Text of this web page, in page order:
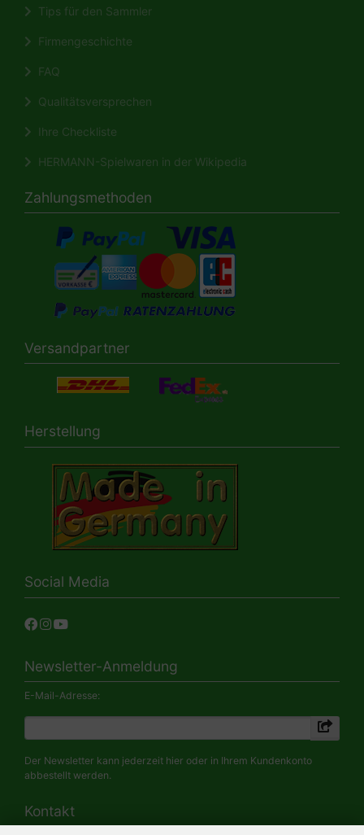
Tips für den Sammler
Firmengeschichte
FAQ
Qualitätsversprechen
Ihre Checkliste
HERMANN-Spielwaren in der Wikipedia
Zahlungsmethoden
Versandpartner
Herstellung
Social Media
Newsletter-Anmeldung
E-Mail-Adresse:
Der Newsletter kann jederzeit hier oder in Ihrem Kundenkonto
abbestellt werden.
Kontakt